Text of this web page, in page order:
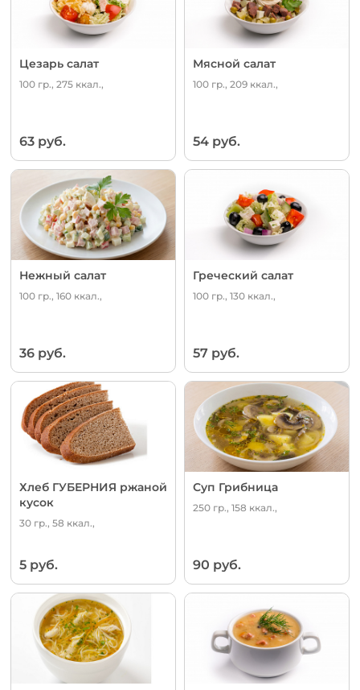
Цезарь салат
100 гр., 275 ккал.,
63 руб.
Мясной салат
100 гр., 209 ккал.,
54 руб.
Нежный салат
100 гр., 160 ккал.,
36 руб.
Греческий салат
100 гр., 130 ккал.,
57 руб.
Хлеб ГУБЕРНИЯ ржаной
кусок
30 гр., 58 ккал.,
5 руб.
Суп Грибница
250 гр., 158 ккал.,
90 руб.